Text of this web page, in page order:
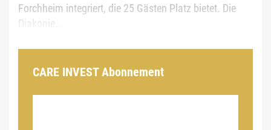
Forchheim integriert, die 25 Gästen Platz bietet. Die
Diakonie...
CARE INVEST Abonnement